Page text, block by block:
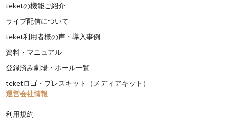
teketの機能ご紹介
ライブ配信について
teket利用者様の声・導入事例
資料・マニュアル
登録済み劇場・ホール一覧
teketロゴ・プレスキット（メディアキット）
運営会社情報
利用規約